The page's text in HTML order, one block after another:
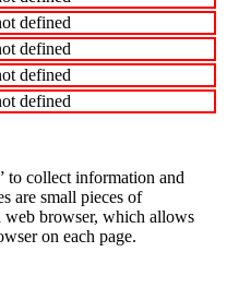
defined
defined
defined
defined
to collect information and
are small pieces of
web browser, which allows
on each page.